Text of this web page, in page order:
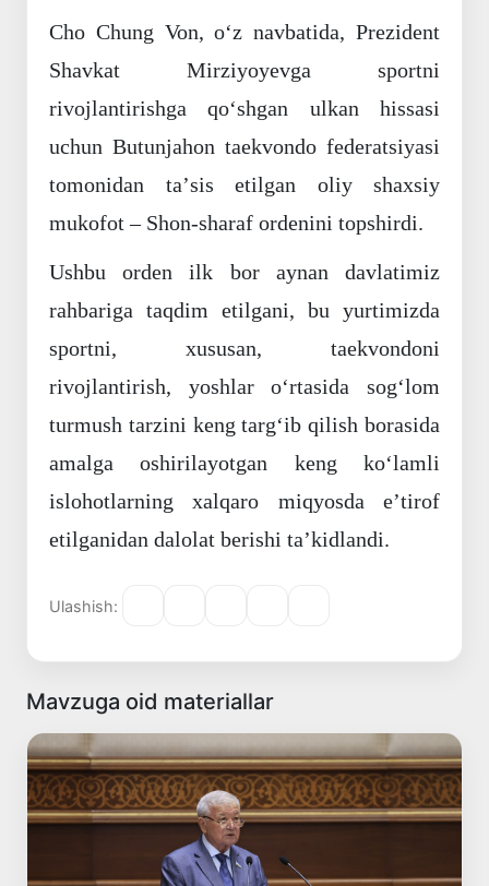
Cho Chung Von, oʻz navbatida, Prezident
Shavkat Mirziyoyevga sportni
rivojlantirishga qoʻshgan ulkan hissasi
uchun Butunjahon taekvondo federatsiyasi
tomonidan taʼsis etilgan oliy shaxsiy
mukofot – Shon-sharaf ordenini topshirdi.
Ushbu orden ilk bor aynan davlatimiz
rahbariga taqdim etilgani, bu yurtimizda
sportni, xususan, taekvondoni
rivojlantirish, yoshlar oʻrtasida sogʻlom
turmush tarzini keng targʻib qilish borasida
amalga oshirilayotgan keng koʻlamli
islohotlarning xalqaro miqyosda eʼtirof
etilganidan dalolat berishi taʼkidlandi.
Ulashish:
Mavzuga oid materiallar